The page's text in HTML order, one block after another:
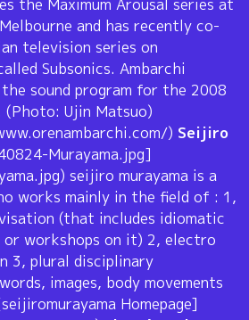
the Maximum Arousal series at
and has recently co-
television series on
Subsonics. Ambarchi
sound program for the 2008
(Photo: Ujin Matsuo)
) Seijiro
Murayama.jpg]
seijiro murayama is a
works mainly in the field of : 1,
(that includes idiomatic
workshops on it) 2, electro
3, plural disciplinary
images, body movements
Homepage]